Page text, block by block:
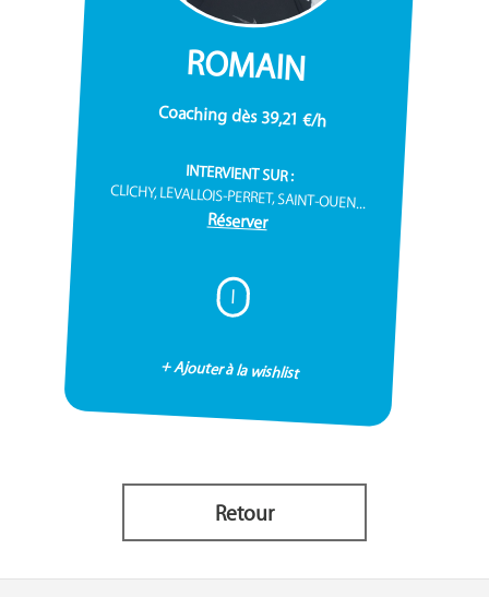
ROMAIN
Coaching dès 39,21 €/h
INTERVIENT SUR :
CLICHY, LEVALLOIS-PERRET, SAINT-OUEN...
Réserver
I
+ Ajouter à la wishlist
Retour